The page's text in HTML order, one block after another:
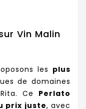
Vin Malin
les plus
de domaines
Ce Perlato
prix juste, avec